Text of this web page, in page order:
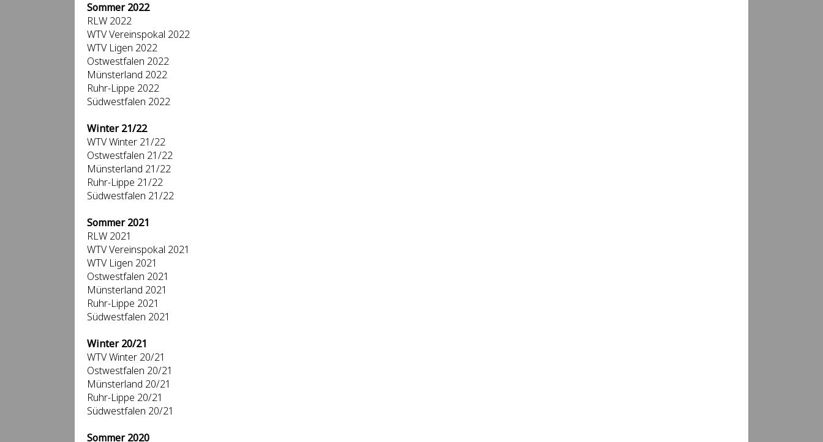
Sommer 2022
RLW 2022
WTV Vereinspokal 2022
WTV Ligen 2022
Ostwestfalen 2022
Münsterland 2022
Ruhr-Lippe 2022
Südwestfalen 2022
Winter 21/22
WTV Winter 21/22
Ostwestfalen 21/22
Münsterland 21/22
Ruhr-Lippe 21/22
Südwestfalen 21/22
Sommer 2021
RLW 2021
WTV Vereinspokal 2021
WTV Ligen 2021
Ostwestfalen 2021
Münsterland 2021
Ruhr-Lippe 2021
Südwestfalen 2021
Winter 20/21
WTV Winter 20/21
Ostwestfalen 20/21
Münsterland 20/21
Ruhr-Lippe 20/21
Südwestfalen 20/21
Sommer 2020